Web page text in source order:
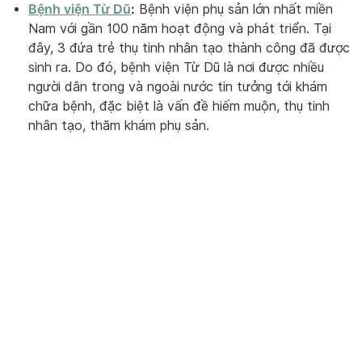
Bệnh viện Từ Dũ: Bệnh viện phụ sản lớn nhất miền
Nam với gần 100 năm hoạt động và phát triển. Tại
đây, 3 đứa trẻ thụ tinh nhân tạo thành công đã được
sinh ra. Do đó, bệnh viện Từ Dũ là nơi được nhiều
người dân trong và ngoài nước tin tưởng tới khám
chữa bệnh, đặc biệt là vấn đề hiếm muộn, thụ tinh
nhân tạo, thăm khám phụ sản.